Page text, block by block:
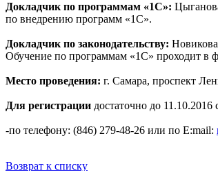
Докладчик по программам «1С»:
по внедрению программ «1С».
Докладчик по законодательству:
Обучение по программам «1С» проходит в
Место проведения: г. Самара, проспект
Для регистрации достаточно до
-по телефону: (846) 279-48-26 или по E:mail:
Возврат к списку